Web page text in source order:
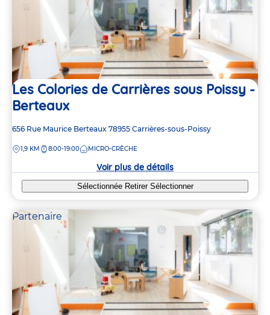
Les Colories de Carrières sous Poissy -
Berteaux
Adresse
la
656 Rue Maurice Berteaux 78955 Carrières-sous-Poissy
DISTANCE
1,9 KM 8:00-19:00 MICRO-CRÈCHE
Voir plus de détails
Sélectionnée Retirer Sélectionner
Partenaire